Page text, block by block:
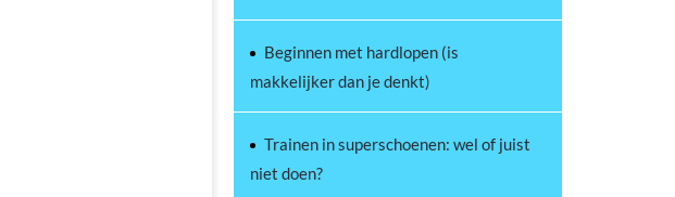
Beginnen met hardlopen (is
makkelijker dan je denkt)
Trainen in superschoenen: wel of juist
niet doen?